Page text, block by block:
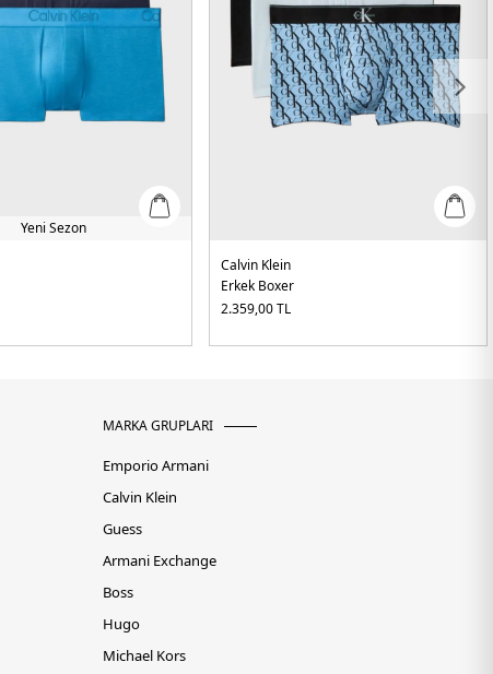
Yeni Sezon
Calvin Klein
Erkek Boxer
2.359,00TL
MARKA GRUPLARI
Emporio Armani
Calvin Klein
Guess
Armani Exchange
Boss
Hugo
Michael Kors